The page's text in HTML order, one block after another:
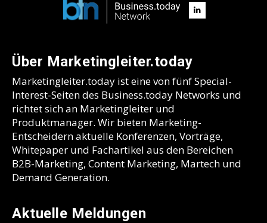
Über Marketingleiter.today
Marketingleiter.today ist eine von fünf Special-
Interest-Seiten des Business.today Networks und
richtet sich an Marketingleiter und
Produktmanager. Wir bieten Marketing-
Entscheidern aktuelle Konferenzen, Vorträge,
Whitepaper und Fachartikel aus den Bereichen
B2B-Marketing, Content Marketing, Martech und
Demand Generation.
Aktuelle Meldungen